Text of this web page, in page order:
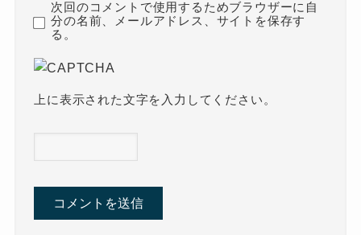
次回のコメントで使用するためブラウザーに自
分の名前、メールアドレス、サイトを保存す
る。
上に表示された文字を入力してください。